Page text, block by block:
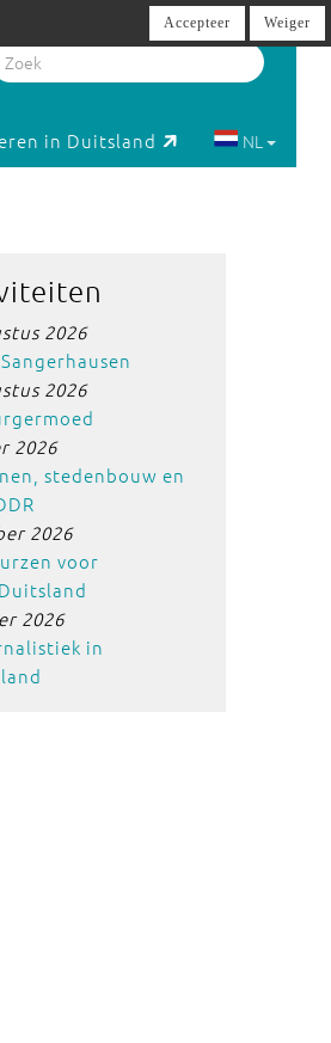
in Duitsland NL
2026
2026
2026
stedenbouw en
2026
voor
2026
in
Accepteer Weiger